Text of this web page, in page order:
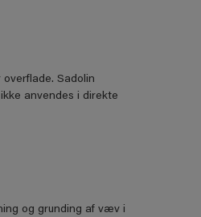
Sadolin
anvendes i direkte
og grunding af væv i